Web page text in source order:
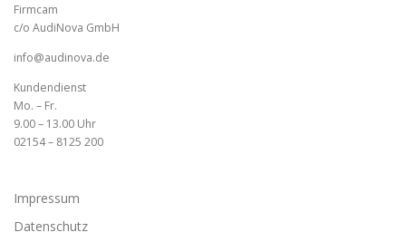
Firmcam
c/o AudiNova GmbH
info@audinova.de
Kundendienst
Mo. – Fr.
9.00 – 13.00 Uhr
02154 – 8125 200
Impressum
Datenschutz